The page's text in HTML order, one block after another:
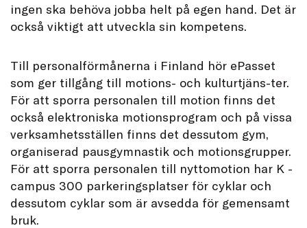
ingen ska behöva jobba helt på egen hand. Det är
också viktigt att utveckla sin kompetens.
Till personalförmånerna i Finland hör ePasset
som ger tillgång till motions- och kulturtjäns-ter.
För att sporra personalen till motion finns det
också elektroniska motionsprogram och på vissa
verksamhetsställen finns det dessutom gym,
organiserad pausgymnastik och motionsgrupper.
För att sporra personalen till nyttomotion har K -
campus 300 parkeringsplatser för cyklar och
dessutom cyklar som är avsedda för gemensamt
bruk.